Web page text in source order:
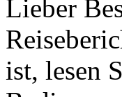
Lieber
ist, lesen